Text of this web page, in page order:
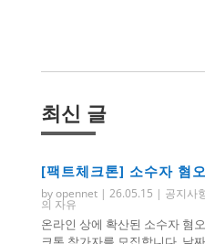
최신 글
[팩트체크톤] 소수자 혐
byopennet| 26.05.15 | 공지사
의 자유
온라인 상에 확산된 소수자 혐